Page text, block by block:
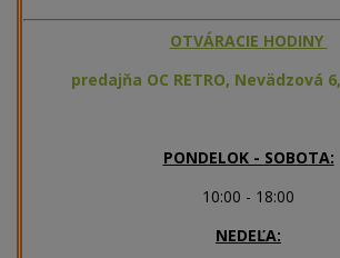
OTVÁRACIE HODINY
predajňa OC RETRO, Nevädzová
PONDELOK - SOBOTA:
10:00 - 18:00
NEDEĽA: